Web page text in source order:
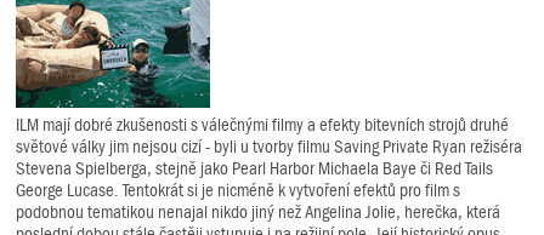
ILM mají dobré zkušenosti s válečnými filmy a efekty bitevních strojů druhé
světové války jim nejsou cizí - byli u tvorby filmu Saving Private Ryan režiséra
Stevena Spielberga, stejně jako Pearl Harbor Michaela Baye či Red Tails
George Lucase. Tentokrát si je nicméně k vytvoření efektů pro film s
podobnou tematikou nenajal nikdo jiný než Angelina Jolie, herečka, která